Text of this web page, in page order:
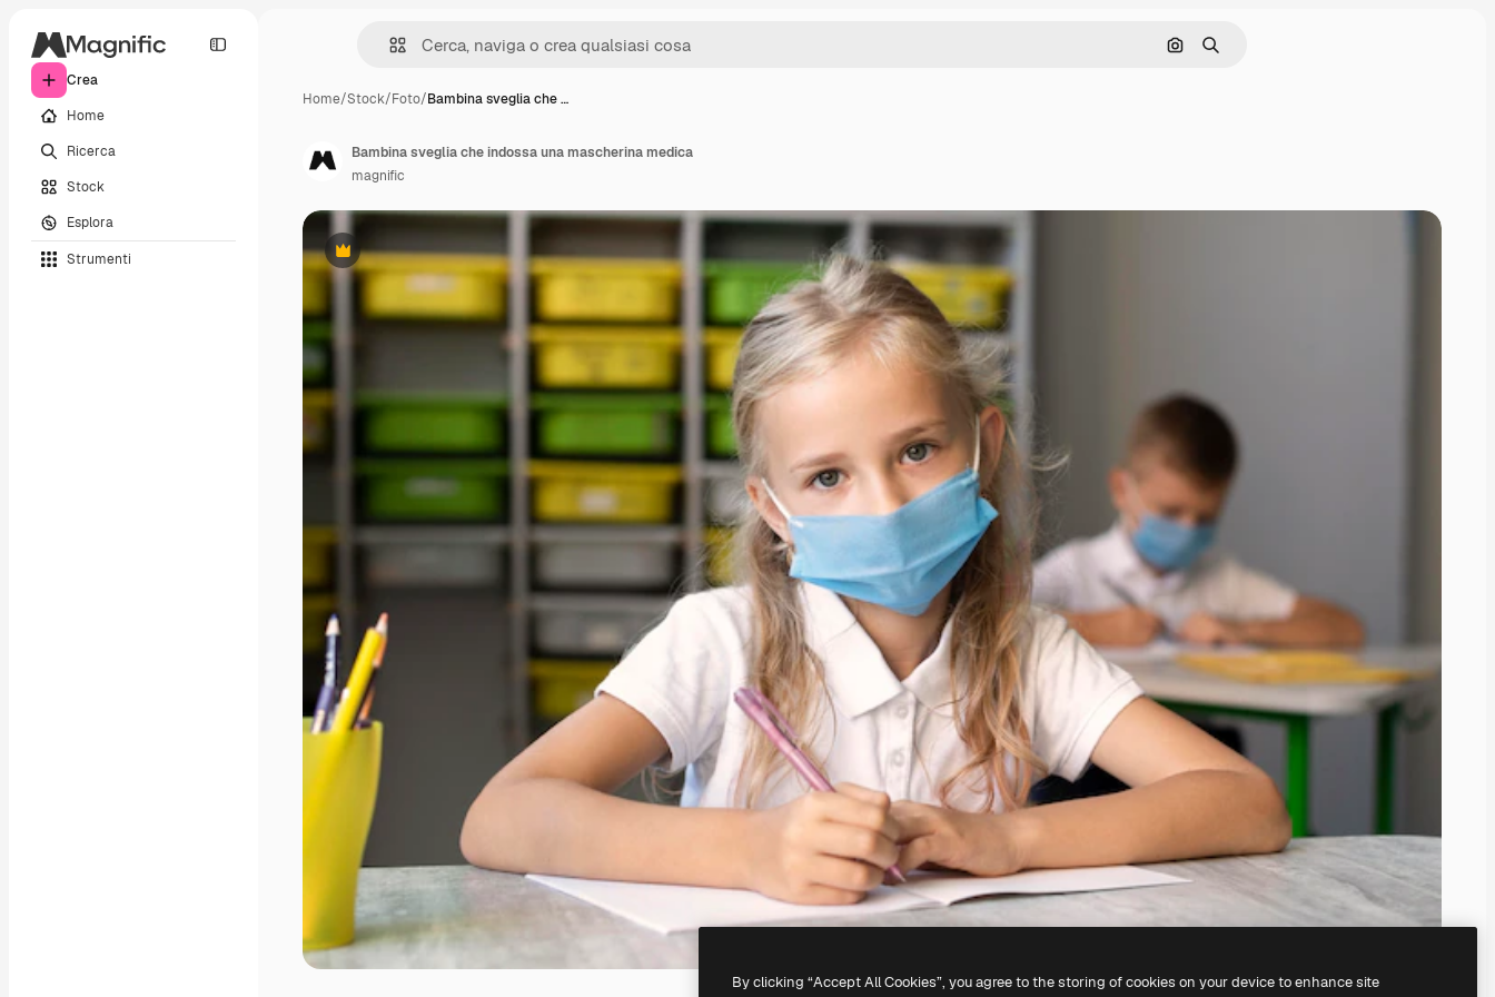
Crea
Home
Ricerca
Stock
Esplora
Strumenti
Cerca per immagine
Ricerca
Home/Stock/Foto/Bambina sveglia che …
Premium
Bambina sveglia che indossa una mascherina medica
magnific
By clicking “Accept All Cookies”, you agree to the storing of cookies on your device to enhance site